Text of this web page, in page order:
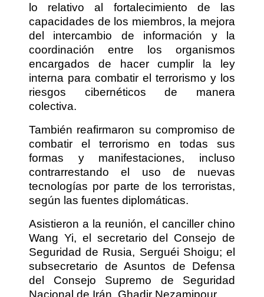
lo relativo al fortalecimiento de las
capacidades de los miembros, la mejora
del intercambio de información y la
coordinación entre los organismos
encargados de hacer cumplir la ley
interna para combatir el terrorismo y los
riesgos cibernéticos de manera
colectiva.
También reafirmaron su compromiso de
combatir el terrorismo en todas sus
formas y manifestaciones, incluso
contrarrestando el uso de nuevas
tecnologías por parte de los terroristas,
según las fuentes diplomáticas.
Asistieron a la reunión, el canciller chino
Wang Yi, el secretario del Consejo de
Seguridad de Rusia, Serguéi Shoigu; el
subsecretario de Asuntos de Defensa
del Consejo Supremo de Seguridad
Nacional de Irán, Ghadir Nezamipour.